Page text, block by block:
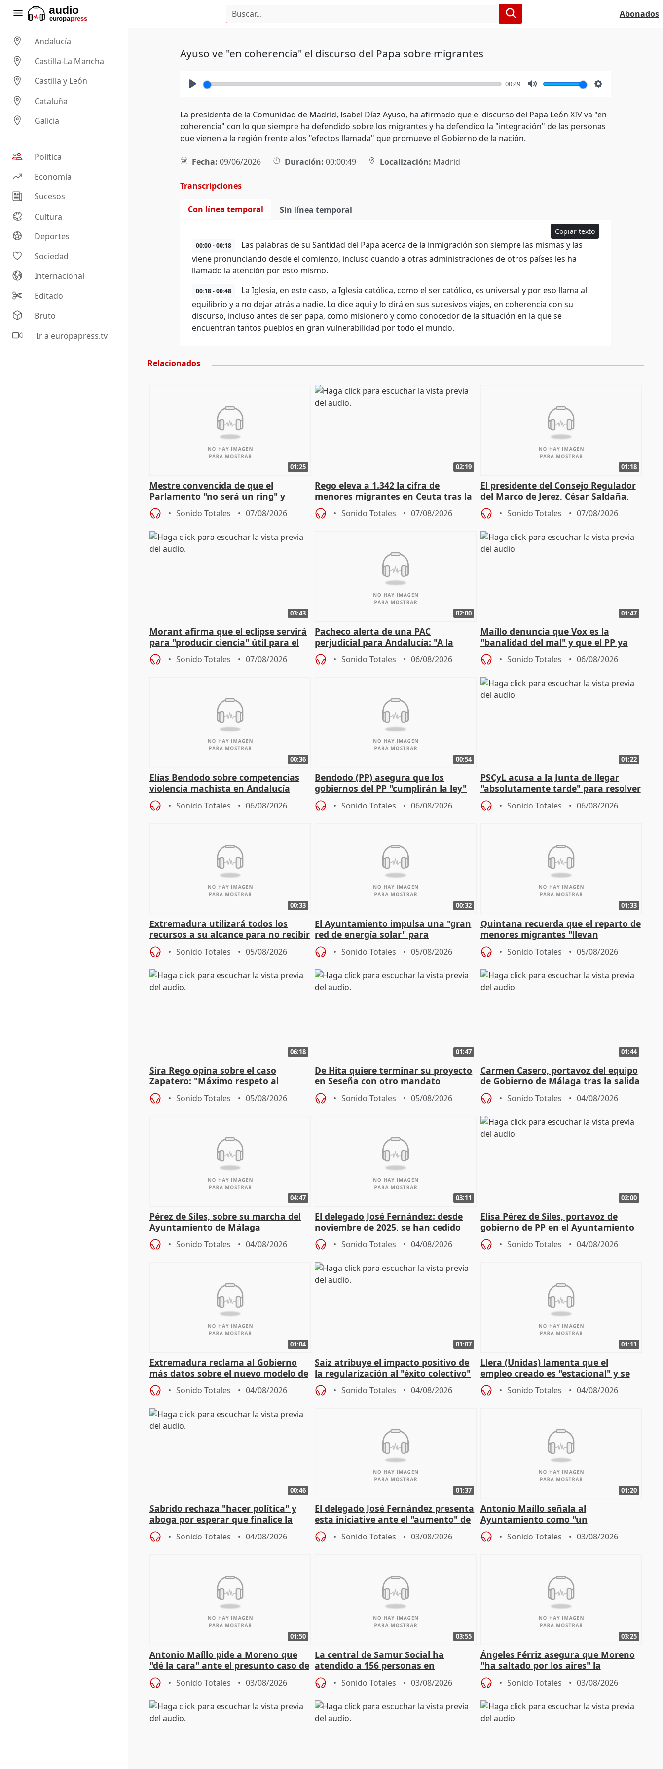
Abonados
Andalucía
Castilla-La Mancha
Castilla y León
Cataluña
Galicia
Política
Economía
Sucesos
Cultura
Deportes
Sociedad
Internacional
Editado
Bruto
Ir a europapress.tv
Ayuso ve "en coherencia" el discurso del Papa sobre migrantes
00:49
La presidenta de la Comunidad de Madrid, Isabel Díaz Ayuso, ha afirmado que el discurso del Papa León XIV va "en
coherencia" con lo que siempre ha defendido sobre los migrantes y ha defendido la "integración" de las personas
que vienen a la región frente a los "efectos llamada" que promueve el Gobierno de la nación.
Fecha: 09/06/2026 Duración: 00:00:49 Localización: Madrid
Transcripciones
Con línea temporal Sin línea temporal
Copiar texto
00:00 - 00:18
Las palabras de su Santidad del Papa acerca de la inmigración son siempre las mismas y las
viene pronunciando desde el comienzo, incluso cuando a otras administraciones de otros países les ha
llamado la atención por esto mismo.
00:18 - 00:48
La Iglesia, en este caso, la Iglesia católica, como el ser católico, es universal y por eso llama al
equilibrio y a no dejar atrás a nadie. Lo dice aquí y lo dirá en sus sucesivos viajes, en coherencia con su
discurso, incluso antes de ser papa, como misionero y como conocedor de la situación en la que se
encuentran tantos pueblos en gran vulnerabilidad por todo el mundo.
Relacionados
01:25
Mestre convencida de que el
Parlamento "no será un ring" y
defiende "estabilidad" del pacto con
Vox
Sonido Totales 07/08/2026
02:19
Rego eleva a 1.342 la cifra de
menores migrantes en Ceuta tras la
entrada masiva
Sonido Totales 07/08/2026
01:18
El presidente del Consejo Regulador
del Marco de Jerez, César Saldaña,
sobre exportaciones
Sonido Totales 07/08/2026
03:43
Morant afirma que el eclipse servirá
para "producir ciencia" útil para el
resto del mundo
Sonido Totales 07/08/2026
02:00
Pacheco alerta de una PAC
perjudicial para Andalucía: "A la
agricultura hay que protegerla"
Sonido Totales 06/08/2026
01:47
Maíllo denuncia que Vox es la
"banalidad del mal" y que el PP ya
asume todas sus tesis
Sonido Totales 06/08/2026
00:36
Elías Bendodo sobre competencias
violencia machista en Andalucía
Sonido Totales 06/08/2026
00:54
Bendodo (PP) asegura que los
gobiernos del PP "cumplirán la ley"
sobre los menores migrantes
Sonido Totales 06/08/2026
01:22
PSCyL acusa a la Junta de llegar
"absolutamente tarde" para resolver
problemas como Newcastle
Sonido Totales 06/08/2026
00:33
Extremadura utilizará todos los
recursos a su alcance para no recibir
más menores migrantes
Sonido Totales 05/08/2026
00:32
El Ayuntamiento impulsa una "gran
red de energía solar" para
autoconsumo
Sonido Totales 05/08/2026
01:33
Quintana recuerda que el reparto de
menores migrantes "llevan
aportación del Gobierno" central
Sonido Totales 05/08/2026
06:18
Sira Rego opina sobre el caso
Zapatero: "Máximo respeto al
proceso judicial"
Sonido Totales 05/08/2026
01:47
De Hita quiere terminar su proyecto
en Seseña con otro mandato
Sonido Totales 05/08/2026
01:44
Carmen Casero, portavoz del equipo
de Gobierno de Málaga tras la salida
de Pérez de Siles
Sonido Totales 04/08/2026
04:47
Pérez de Siles, sobre su marcha del
Ayuntamiento de Málaga
Sonido Totales 04/08/2026
03:11
El delegado José Fernández: desde
noviembre de 2025, se han cedido
9.810 ayudas por nacimiento
Sonido Totales 04/08/2026
02:00
Elisa Pérez de Siles, portavoz de
gobierno de PP en el Ayuntamiento
de Málaga, deja la política
Sonido Totales 04/08/2026
01:04
Extremadura reclama al Gobierno
más datos sobre el nuevo modelo de
financiación
Sonido Totales 04/08/2026
01:07
Saiz atribuye el impacto positivo de
la regularización al "éxito colectivo"
del Gobierno
Sonido Totales 04/08/2026
01:11
Llera (Unidas) lamenta que el
empleo creado es "estacional" y se
"esfumará" al acabar el verano
Sonido Totales 04/08/2026
00:46
Sabrido rechaza "hacer política" y
aboga por esperar que finalice la
investigación del incendio
Sonido Totales 04/08/2026
01:37
El delegado José Fernández presenta
esta iniciative ante el "aumento" de
personas sin hogar en Madri
Sonido Totales 03/08/2026
01:20
Antonio Maíllo señala al
Ayuntamiento como "un
especulador más" sobre viviendas de
Jiménez Becerril
Sonido Totales 03/08/2026
01:50
Antonio Maíllo pide a Moreno que
"dé la cara" ante el presunto caso de
acoso del CEO de ADM
Sonido Totales 03/08/2026
03:55
La central de Samur Social ha
atendido a 156 personas en
situación de calle durante Campaña
de CalorSonido Totales 03/08/2026
03:25
Ángeles Férriz asegura que Moreno
"ha saltado por los aires" la
negociación tras acuerdo con SMA
Sonido Totales 03/08/2026